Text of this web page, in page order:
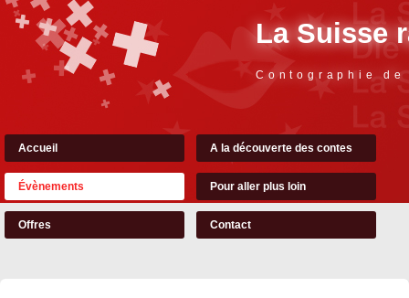
La Suisse
Contographie
Accueil A la découverte des contes
Évènements Pour aller plus loin
Offres Contact